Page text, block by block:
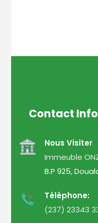
Contact Info
Nous Visiter
Immeuble
B.P 925,
Téléphone:
(237) 23343